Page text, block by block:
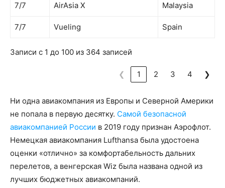
7/7 AirAsia X Malaysia
7/7 Vueling Spain
Записи с 1 до 100 из 364 записей
❮ 1 2 3 4 ❯
Ни одна авиакомпания из Европы и Северной Америки
не попала в первую десятку. Самой безопасной
авиакомпанией России в 2019 году признан Аэрофлот.
Немецкая авиакомпания Lufthansa была удостоена
оценки «отлично» за комфортабельность дальних
перелетов, а венгерская Wiz была названа одной из
лучших бюджетных авиакомпаний.